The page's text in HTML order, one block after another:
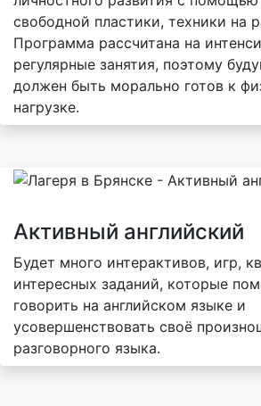
свободной пластики, техники на
Программа рассчитана на
регулярные занятия, поэтому
должен быть морально готов к
нагрузке.
Активный английский
Будет много интерактивов, игр,
интересных заданий, которые
говорить на английском языке и
усовершенствовать своё
разговорного языка.